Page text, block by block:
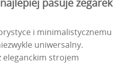
pasuje zegarek
i minimalistycznemu
uniwersalny.
eleganckim strojem